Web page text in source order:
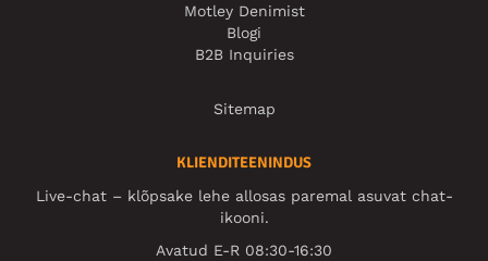
Motley Denimist
Blogi
B2B Inquiries
Sitemap
KLIENDITEENINDUS
Live-chat – klõpsake lehe allosas paremal asuvat chat-
ikooni.
Avatud E-R 08:30-16:30